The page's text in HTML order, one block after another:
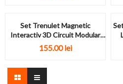
Set Trenulet Magnetic
Interactiv 3D Circuit Modular
Anti-Gravitatie 26...
155.00lei